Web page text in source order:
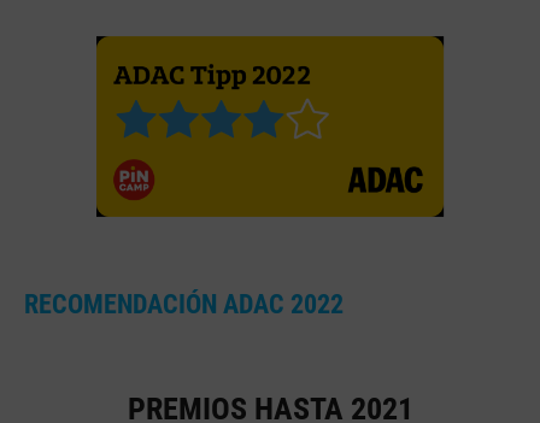
RECOMENDACIÓN ADAC 2022
PREMIOS HASTA 2021